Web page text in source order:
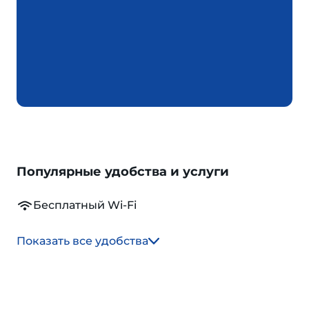
Популярные удобства и услуги
Бесплатный Wi-Fi
Показать все удобства